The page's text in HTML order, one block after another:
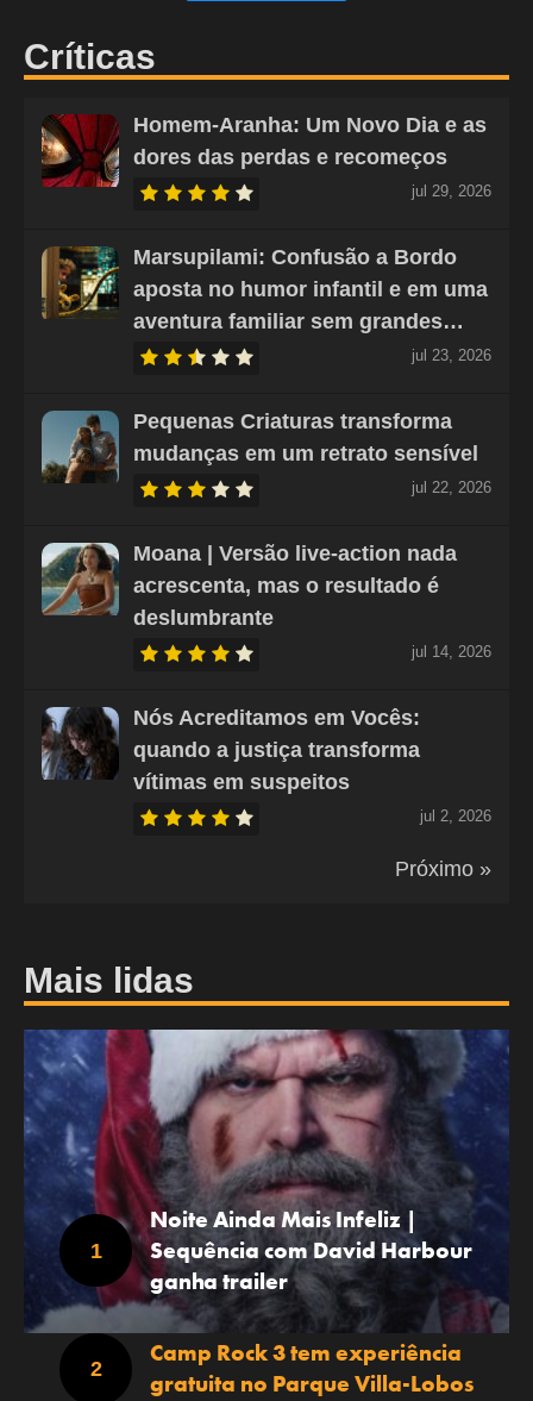
Críticas
Homem-Aranha: Um Novo Dia e as
dores das perdas e recomeços
jul 29, 2026
Marsupilami: Confusão a Bordo
aposta no humor infantil e em uma
aventura familiar sem grandes…
jul 23, 2026
Pequenas Criaturas transforma
mudanças em um retrato sensível
jul 22, 2026
Moana | Versão live-action nada
acrescenta, mas o resultado é
deslumbrante
jul 14, 2026
Nós Acreditamos em Vocês:
quando a justiça transforma
vítimas em suspeitos
jul 2, 2026
Próximo »
Mais lidas
Noite Ainda Mais Infeliz |
Sequência com David Harbour
ganha trailer
Camp Rock 3 tem experiência
gratuita no Parque Villa-Lobos